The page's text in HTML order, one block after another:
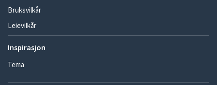
Bruksvilkår
Leievilkår
Inspirasjon
Tema